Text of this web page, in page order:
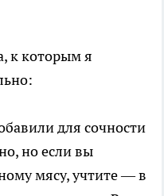
к которым я
для сочности
но если вы
мясу, учтите — в